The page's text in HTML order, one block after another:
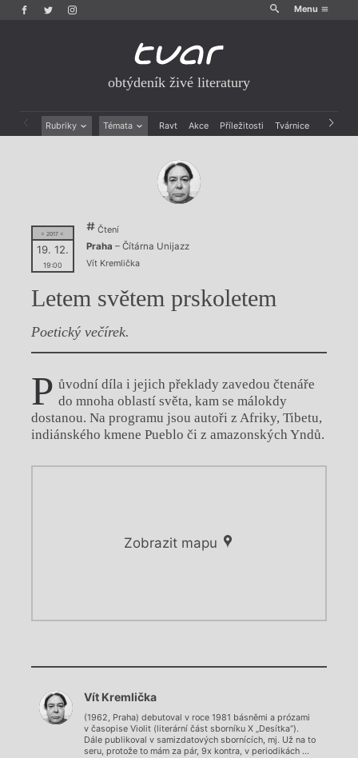
Menu
obtýdeník živé literatury
Rubriky Témata Ravt Akce Příležitosti Tvárnice Archiv
Rozhovory
Dokument
Výroční ceny
= 2017 =
19. 12.
19:00
Čtení
Praha – Čítárna Unijazz
Vít Kremlička
Letem světem prskoletem
Poetický večírek.
P ůvodní díla i jejich překlady zavedou čtenáře
do mnoha oblastí světa, kam se málokdy
dostanou. Na programu jsou autoři z Afriky, Tibetu,
indiánského kmene Pueblo či z amazonských Yndů.
Zobrazit mapu
Chviličku.
Načítá se.
Vít Kremlička
(1962, Praha) debutoval v roce 1981 básněmi a prózami
v časopise Violit (literární část sborníku X „Desítka“).
Dále publikoval v samizdatových sbornících, mj. Už na to
seru, protože to mám za pár, 9x kontra, v periodikách ...